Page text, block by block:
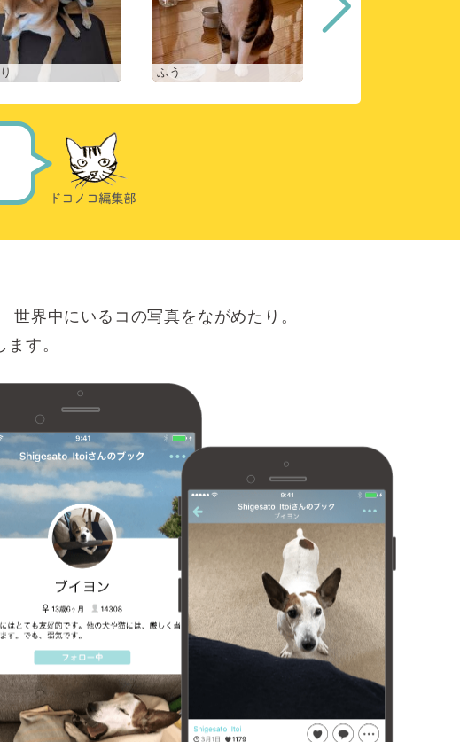
ふう
世界中にいるコの写真をながめたり。
す。